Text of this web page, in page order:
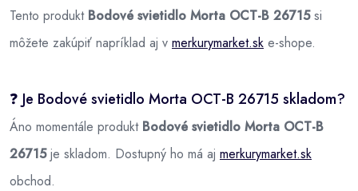
Tento produkt Bodové svietidlo Morta OCT-B 26715si
môžete zakúpiť napríklad aj v merkurymarket.sk e-shope.
❓ Je Bodové svietidlo Morta OCT-B 26715 skladom?
Áno momentále produkt Bodové svietidlo Morta OCT-B
26715je skladom. Dostupný ho má aj merkurymarket.sk
obchod.